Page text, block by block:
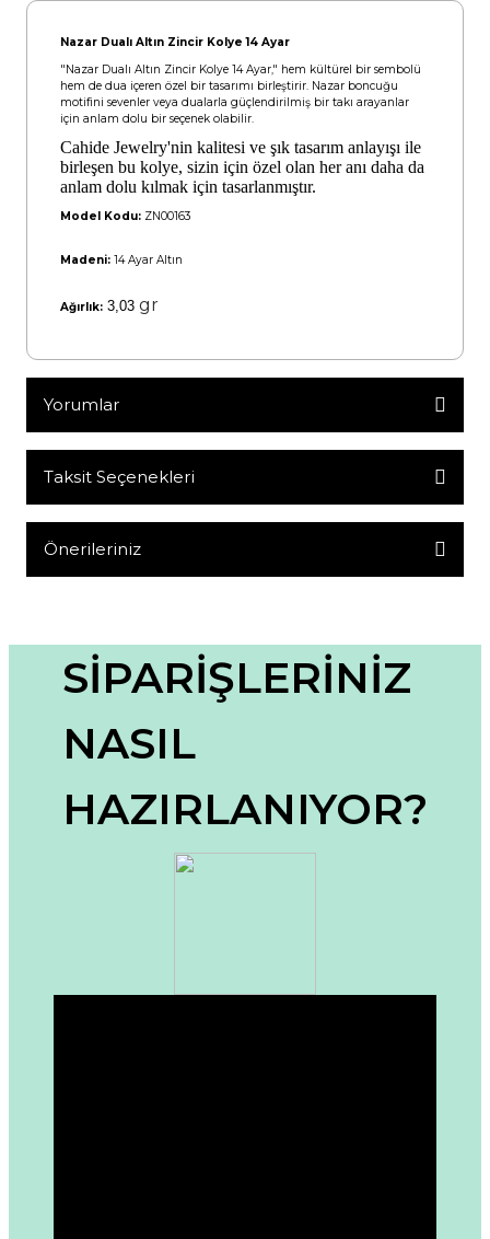
Nazar Dualı Altın Zincir Kolye 14 Ayar
"Nazar Dualı Altın Zincir Kolye 14 Ayar," hem kültürel bir sembolü
hem de dua içeren özel bir tasarımı birleştirir. Nazar boncuğu
motifini sevenler veya dualarla güçlendirilmiş bir takı arayanlar
için anlam dolu bir seçenek olabilir.
Cahide Jewelry'nin kalitesi ve şık tasarım anlayışı ile
birleşen bu kolye, sizin için özel olan her anı daha da
anlam dolu kılmak için tasarlanmıştır.
Model Kodu: ZN00163
Madeni: 14 Ayar Altın
Ağırlık: 3,03 gr
Yorumlar
Bu ürüne ilk yorumu siz yapın!
Taksit Seçenekleri
Önerileriniz
Görüş ve önerileriniz için teşekkür ederiz.
Ürün resmi kalitesiz, bozuk veya görüntülenemiyor.
Ürün açıklamasında eksik bilgiler bulunuyor.
Ürün fiyatı diğer sitelerden daha pahalı.
Bu ürüne benzer farklı alternatifler olmalı.
SİPARİŞLERİNİZ
NASIL
HAZIRLANIYOR?